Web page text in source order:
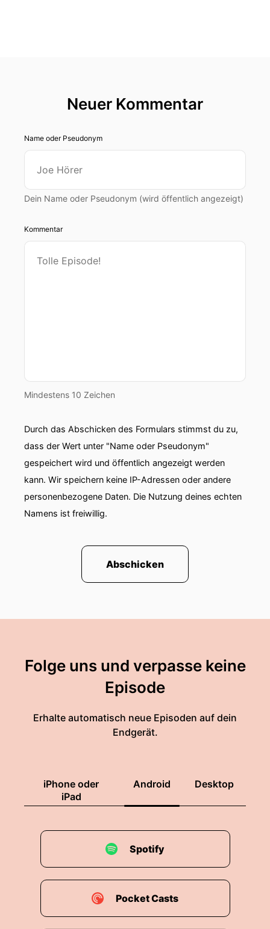
Neuer Kommentar
Name oder Pseudonym
Dein Name oder Pseudonym (wird öffentlich angezeigt)
Kommentar
Mindestens 10 Zeichen
Durch das Abschicken des Formulars stimmst du zu,
dass der Wert unter "Name oder Pseudonym"
gespeichert wird und öffentlich angezeigt werden
kann. Wir speichern keine IP-Adressen oder andere
personenbezogene Daten. Die Nutzung deines echten
Namens ist freiwillig.
Abschicken
Folge uns und verpasse keine
Episode
Erhalte automatisch neue Episoden auf dein
Endgerät.
iPhone oder
iPad
Android Desktop
Spotify
Pocket Casts